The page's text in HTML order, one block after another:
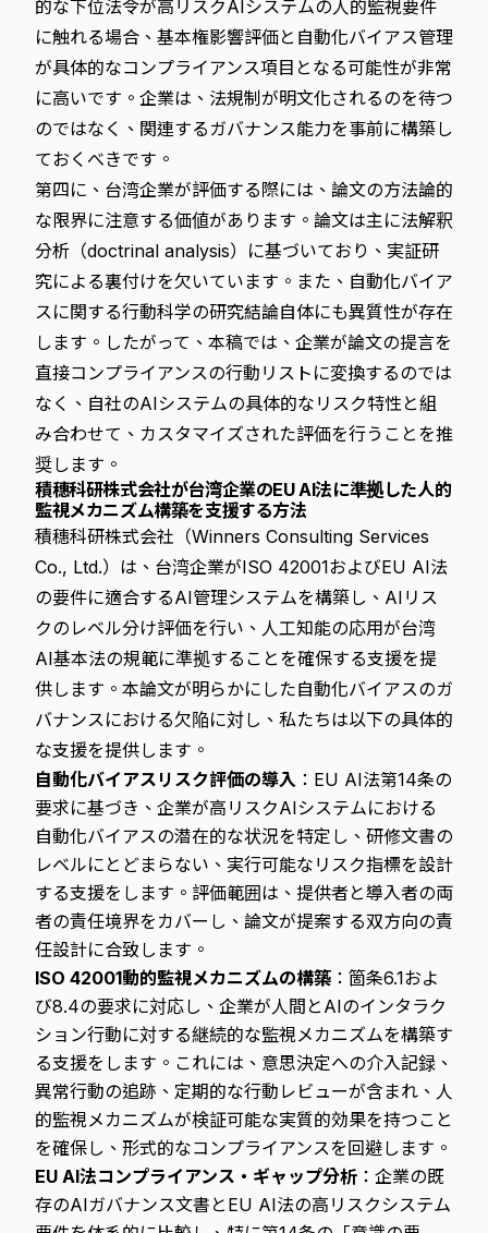
的な下位法令が高リスクAIシステムの人的監視要件
に触れる場合、 基本権影響評価と自動化バイアス管理
が具体的なコンプライアンス項目となる可能性が非常
に高いです。企業は、法規制が明文化されるのを待つ
のではなく、関連するガバナンス能力を事前に構築し
ておくべきです。
第四に、台湾企業が評価する際には、論文の方法論的
な限界に注意する価値があります。論文は主に法解釈
分析（doctrinal analysis）に基づいており、実証研
究による裏付けを欠いています。また、自動化バイア
スに関する行動科学の研究結論自体にも異質性が存在
します。したがって、本稿では、企業が論文の提言を
直接コンプライアンスの行動リストに変換するのでは
なく、自社のAIシステムの具体的なリスク特性と組
み合わせて、カスタマイズされた評価を行うことを推
奨します。
積穗科研株式会社が台湾企業のEU AI法に準拠した人的
監視メカニズム構築を支援する方法
積穗科研株式会社（Winners Consulting Services
Co., Ltd.）は、台湾企業がISO 42001およびEU AI法
の要件に適合するAI管理システムを構築し、AIリス
クのレベル分け評価を行い、人工知能の応用が台湾
AI基本法の規範に準拠することを確保する支援を提
供します。本論文が明らかにした自動化バイアスのガ
バナンスにおける欠陥に対し、私たちは以下の具体的
な支援を提供します。
自動化バイアスリスク評価の導入 ：EU AI法第14条の
要求に基づき、企業が高リスクAIシステムにおける
自動化バイアスの潜在的な状況を特定し、研修文書の
レベルにとどまらない、実行可能なリスク指標を設計
する支援をします。評価範囲は、提供者と導入者の両
者の責任境界をカバーし、論文が提案する双方向の責
任設計に合致します。
ISO 42001動的監視メカニズムの構築 ：箇条6.1およ
び8.4の要求に対応し、企業が人間とAIのインタラク
ション行動に対する継続的な監視メカニズムを構築す
る支援をします。これには、意思決定への介入記録、
異常行動の追跡、定期的な行動レビューが含まれ、 人
的監視メカニズムが検証可能な実質的効果を持つこと
を確保し、 形式的なコンプライアンスを回避します。
EU AI法コンプライアンス・ギャップ分析 ：企業の既
存のAIガバナンス文書とEU AI法の高リスクシステム